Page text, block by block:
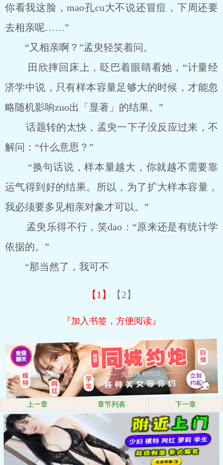
你看我这脸，mao孔cu大不说还冒痘，下周还要
去相亲呢……”
“又相亲啊？”孟臾轻笑着问。
田欣摔回床上，眨巴着眼睛看她，“计量经
济学中说，只有样本容量足够大的时候，才能忽
略随机影响zuo出「显著」的结果。”
话题转的太快，孟臾一下子没反应过来，不
解问：“什么意思？”
“换句话说，样本量越大，你就越不需要靠
运气得到好的结果。所以，为了扩大样本容量，
我必须要多见相亲对象才可以。”
孟臾乐得不行，笑dao：“原来还是有统计学
依据的。”
“那当然了，我可不
【1】 【2】
『加入书签，方便阅读』
上一章 章节列表 下一章